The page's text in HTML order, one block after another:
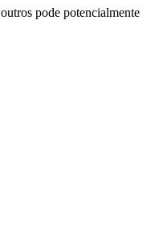
pode potencialmente